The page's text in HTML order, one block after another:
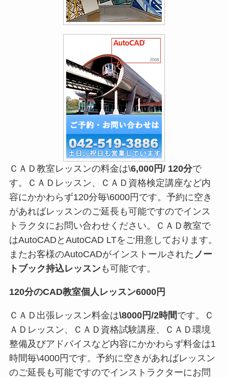
ＣＡＤ教室レッスンの料金は\6,000円/ 120分で
す。ＣＡＤレッスン、ＣＡＤ資格検定講座など内
容にかかわらず120分毎\6000円です。予約に空き
があればレッスンのご延長も可能ですのでインス
トラクタにお問い合わせください。ＣＡＤ教室で
はAutoCADとAutoCAD LTをご用意しております。
またお客様のAutoCADがインストールされた ノー
トブック持込レッスンも可能です。
120分のCAD教室個人レッスン6000円
ＣＡＤ出張レッスン料金は\8000円/2時間です。Ｃ
ＡＤレッスン、ＣＡＤ資格試験講座、ＣＡＤ環境
整備及びアドバイスなど内容にかかわらず料金は1
時間毎\4000円です。予約に空きがあればレッスン
のご延長も可能ですのでインストラクターにお問